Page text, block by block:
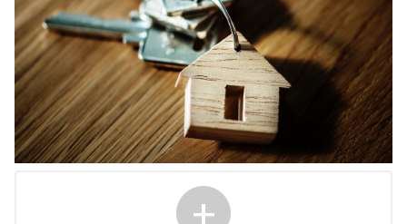
+